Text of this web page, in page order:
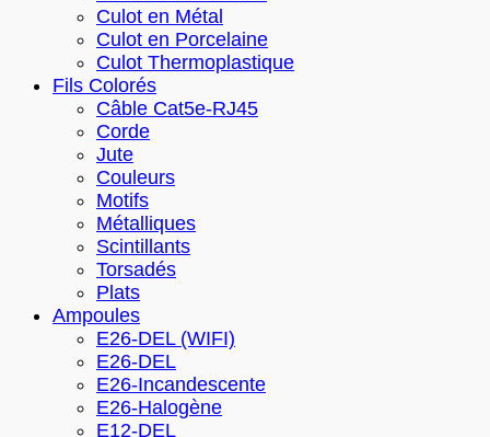
Culot en Métal
Culot en Porcelaine
Culot Thermoplastique
Fils Colorés
Câble Cat5e-RJ45
Corde
Jute
Couleurs
Motifs
Métalliques
Scintillants
Torsadés
Plats
Ampoules
E26-DEL (WIFI)
E26-DEL
E26-Incandescente
E26-Halogène
E12-DEL